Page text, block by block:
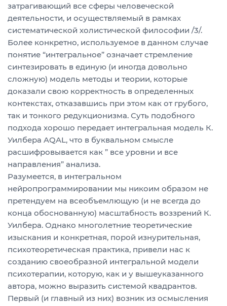
затрагивающий все сферы человеческой
деятельности, и осуществляемый в рамках
систематической холистической философии /3/.
Более конкретно, используемое в данном случае
понятие “интегральное” означает стремление
синтезировать в единую (и иногда довольно
сложную) модель методы и теории, которые
доказали свою корректность в определенных
контекстах, отказавшись при этом как от грубого,
так и тонкого редукционизма. Суть подобного
подхода хорошо передает интегральная модель К.
Уилбера AQAL, что в буквальном смысле
расшифровывается как ” все уровни и все
направления” анализа.
Разумеется, в интегральном
нейропрограммировании мы никоим образом не
претендуем на всеобъемлющую (и не всегда до
конца обоснованную) масштабность воззрений К.
Уилбера. Однако многолетние теоретические
изыскания и конкретная, порой изнурительная,
психотеоретическая практика, привели нас к
созданию своеобразной интегральной модели
психотерапии, которую, как и у вышеуказанного
автора, можно выразить системой квадрантов.
Первый (и главный из них) возник из осмысления